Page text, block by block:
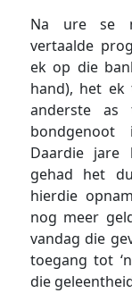
Na ure se
vertaalde
ek op die
hand), het
anderste
bondgenoot
Daardie
gehad het
hierdie
nog meer
vandag die
toegang tot
die